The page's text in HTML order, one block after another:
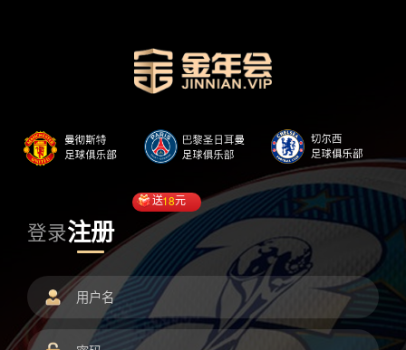
登录注册
送18元